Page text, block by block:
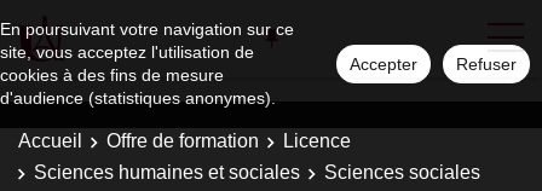
En poursuivant votre navigation sur ce
site, vous acceptez l'utilisation de
cookies à des fins de mesure
d'audience (statistiques anonymes).
Accepter Refuser
Accueil Offre de formation
Licence
Sciences humaines et sociales
Sciences sociales